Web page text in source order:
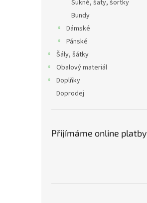
Sukně, šaty, šortky
Bundy
Dámské
Pánské
Šály, šátky
Obalový materiál
Doplňky
Doprodej
Přijímáme online platby